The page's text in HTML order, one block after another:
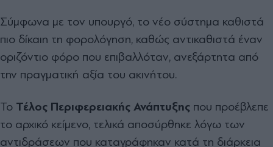
Σύμφωνα με τον υπουργό, το νέο σύστημα καθιστά
πιο δίκαιη τη φορολόγηση, καθώς αντικαθιστά έναν
οριζόντιο φόρο που επιβαλλόταν, ανεξάρτητα από
την πραγματική αξία του ακινήτου.
Το Τέλος Περιφερειακής Ανάπτυξης που προέβλεπε
το αρχικό κείμενο, τελικά αποσύρθηκε λόγω των
αντιδράσεων που καταγράφηκαν κατά τη διάρκεια